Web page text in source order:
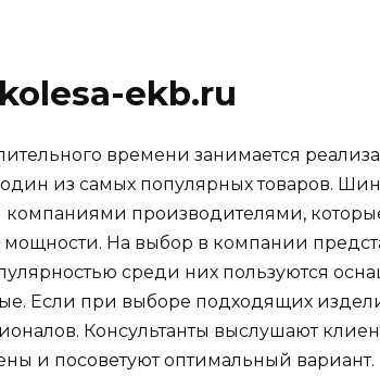
ekb.ru
времени занимается
из самых популярных товаров.
компаниями производителями,
На выбор в компании
среди них пользуются
Если при выборе подходящих
Консультанты выслушают
и посоветуют оптимальный вариант.